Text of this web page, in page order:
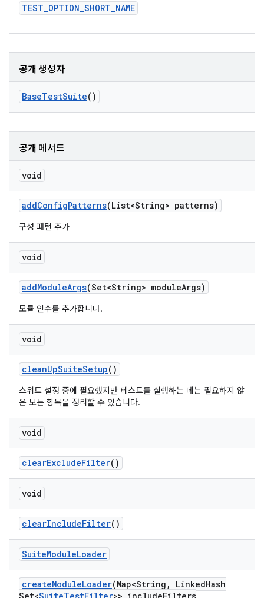
TEST_OPTION_SHORT_NAME
공개 생성자
BaseTestSuite()
공개 메서드
void
addConfigPatterns(List<String> patterns)
구성 패턴 추가
void
addModuleArgs(Set<String> moduleArgs)
모듈 인수를 추가합니다.
void
cleanUpSuiteSetup()
스위트 설정 중에 필요했지만 테스트를 실행하는 데는 필요하지 않
은 모든 항목을 정리할 수 있습니다.
void
clearExcludeFilter()
void
clearIncludeFilter()
SuiteModuleLoader
createModuleLoader(Map<String , LinkedHash